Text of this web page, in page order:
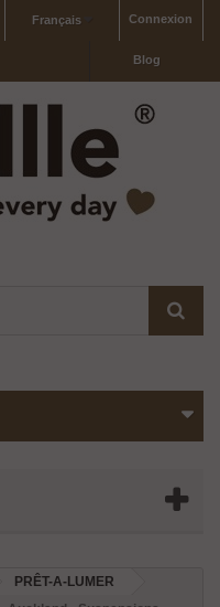
Connexion
Français
Blog
PRÊT-A-LUMER